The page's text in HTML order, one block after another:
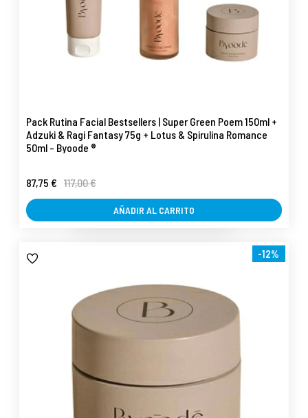
Pack Rutina Facial Bestsellers | Super Green Poem 150ml +
Adzuki & Ragi Fantasy 75g + Lotus & Spirulina Romance
50ml - Byoode ®
87,75 € 117,00 €
AÑADIR AL CARRITO
-12%